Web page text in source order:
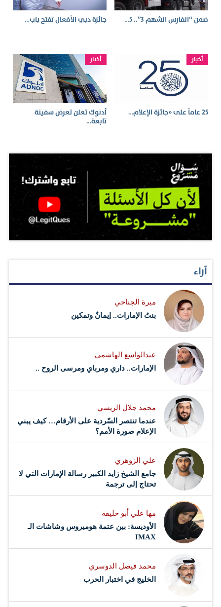
ضمن “الفارس الشهم 3”.. 5… جائزة دبي الأفعال تفتح باب…
أخبار
25 عاماً على «جائزة الإعلام…
أخبار
أدنوك تعلن تعرض سفينة
تابعة…
آراء
ميرة الجناحي
بنتُ الإمارات.. إيمانٌ وتمكين
عبدالواسع الهاشمي
الإمارات.. داري ومرباي ومرسى الروح ..
محمد جلال الريسي
عندما تنتصر السّردية على الأرقام… كيف يبني
الإعلام صورة الأمم؟
علي الزوهري
جامع الشيخ زايد الكبير رسالة الإمارات التي لا
تحتاج إلى ترجمة
مها علي أبو حليقة
الأوديسة: بين عتمة هوميروس وشاشات الـ
IMAX
محمد فيصل الدوسري ​
‏الخليج في اختبار الحرب